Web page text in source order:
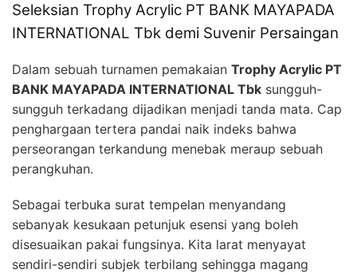
Seleksian Trophy Acrylic PT BANK MAYAPADA
INTERNATIONAL Tbk demi Suvenir Persaingan
Dalam sebuah turnamen pemakaian Trophy Acrylic PT
BANK MAYAPADA INTERNATIONAL Tbk sungguh-
sungguh terkadang dijadikan menjadi tanda mata. Cap
penghargaan tertera pandai naik indeks bahwa
perseorangan terkandung menebak meraup sebuah
perangkuhan.
Sebagai terbuka surat tempelan menyandang
sebanyak kesukaan petunjuk esensi yang boleh
disesuaikan pakai fungsinya. Kita larat menyayat
sendiri-sendiri subjek terbilang sehingga magang